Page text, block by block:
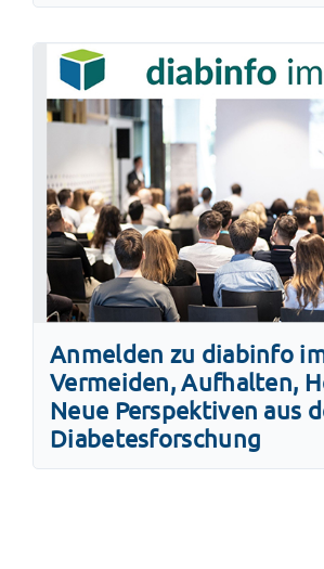
Anmelden zu diabinfo
Vermeiden, Aufhalten,
Neue Perspektiven aus
Diabetesforschung